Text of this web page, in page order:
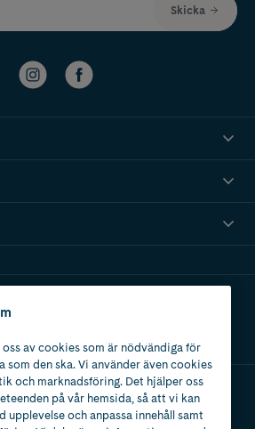
Skicka
av cookies som är nödvändiga för
som den ska. Vi använder även cookies
och marknadsföring. Det hjälper oss
på vår hemsida, så att vi kan
upplevelse och anpassa innehåll samt